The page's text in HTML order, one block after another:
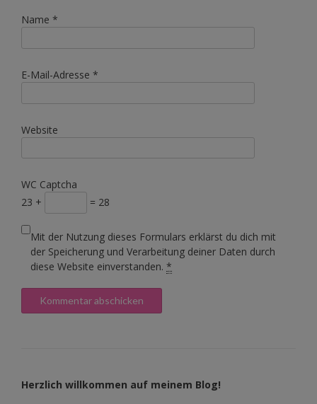
Name *
E-Mail-Adresse *
Website
WC Captcha
23 +
= 28
Mit der Nutzung dieses Formulars erklärst du dich mit
der Speicherung und Verarbeitung deiner Daten durch
diese Website einverstanden. *
Herzlich willkommen auf meinem Blog!